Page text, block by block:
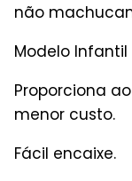
não
Modelo
Proporciona
menor custo.
Fácil encaixe.